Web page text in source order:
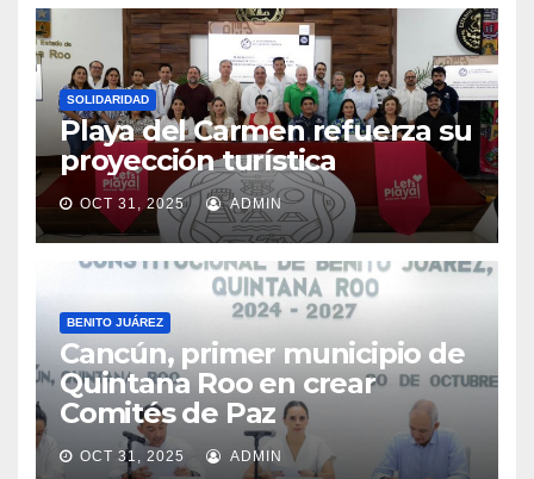
SOLIDARIDAD
Playa del Carmen refuerza su
proyección turística
OCT 31, 2025 ADMIN
BENITO JUÁREZ
Cancún, primer municipio de
Quintana Roo en crear
Comités de Paz
OCT 31, 2025 ADMIN